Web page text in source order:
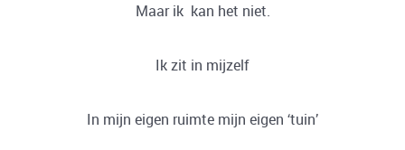
Maar ik kan het niet.
Ik zit in mijzelf
In mijn eigen ruimte mijn eigen ‘tuin’